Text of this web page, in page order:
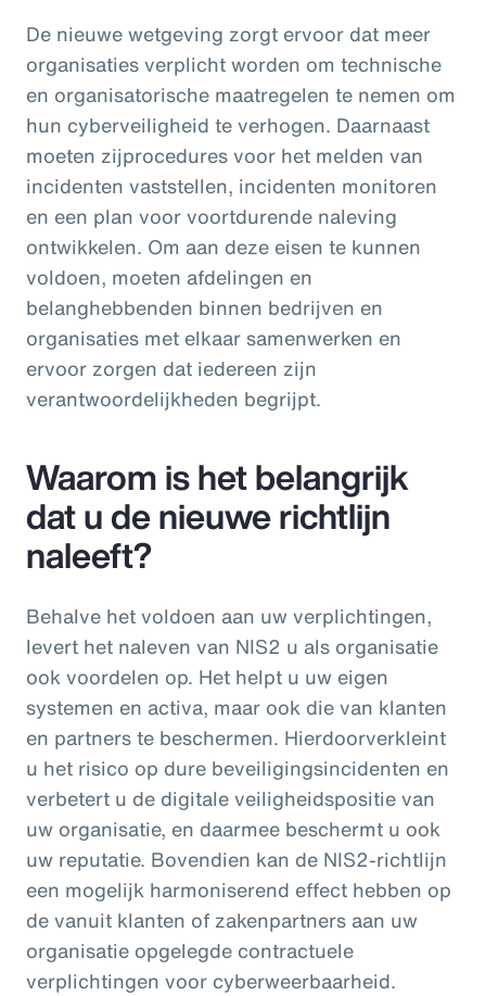
De nieuwe wetgeving zorgt ervoor dat meer
organisaties verplicht worden om technische
en organisatorische maatregelen te nemen om
hun cyberveiligheid te verhogen. Daarnaast
moeten zijprocedures voor het melden van
incidenten vaststellen, incidenten monitoren
en een plan voor voortdurende naleving
ontwikkelen. Om aan deze eisen te kunnen
voldoen, moeten afdelingen en
belanghebbenden binnen bedrijven en
organisaties met elkaar samenwerken en
ervoor zorgen dat iedereen zijn
verantwoordelijkheden begrijpt.
Waarom is het belangrijk
dat u de nieuwe richtlijn
naleeft?
Behalve het voldoen aan uw verplichtingen,
levert het naleven van NIS2 u als organisatie
ook voordelen op. Het helpt u uw eigen
systemen en activa, maar ook die van klanten
en partners te beschermen. Hierdoorverkleint
u het risico op dure beveiligingsincidenten en
verbetert u de digitale veiligheidspositie van
uw organisatie, en daarmee beschermt u ook
uw reputatie. Bovendien kan de NIS2-richtlijn
een mogelijk harmoniserend effect hebben op
de vanuit klanten of zakenpartners aan uw
organisatie opgelegde contractuele
verplichtingen voor cyberweerbaarheid.